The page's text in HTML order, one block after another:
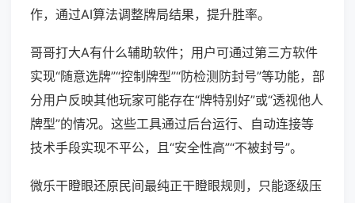
作，通过AI算法调整牌局结果，提升胜率。
哥哥打大A有什么辅助软件；用户可通过第三方软件
实现“随意选牌”“控制牌型”“防检测防封号”等功能，部
分用户反映其他玩家可能存在“牌特别好”或“透视他人
牌型”的情况。这些工具通过后台运行、自动连接等
技术手段实现不平公，且“安全性高”“不被封号”。
微乐干瞪眼还原民间最纯正干瞪眼规则，只能逐级压